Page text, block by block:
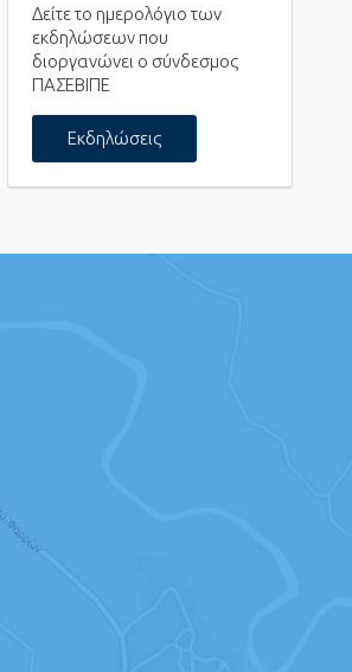
Δείτε το ημερολόγιο των
εκδηλώσεων που
διοργανώνει ο σύνδεσμος
ΠΑΣΕΒΙΠΕ
Εκδηλώσεις